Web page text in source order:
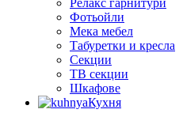
Релакс гарнитури
Фотьойли
Мека мебел
Табуретки и кресла
Секции
ТВ секции
Шкафове
Кухня